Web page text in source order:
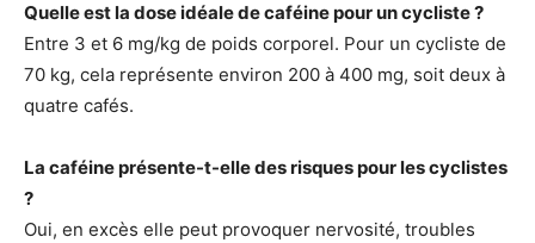
Quelle est la dose idéale de caféine pour un cycliste ?
Entre 3 et 6 mg/kg de poids corporel. Pour un cycliste de
70 kg, cela représente environ 200 à 400 mg, soit deux à
quatre cafés.
La caféine présente-t-elle des risques pour les cyclistes
?
Oui, en excès elle peut provoquer nervosité, troubles